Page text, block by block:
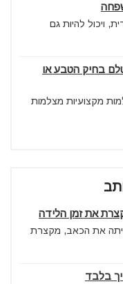
ויכול להיות גם
בחיק הטבע או
מקצועיות מצלמות
את זמן הלידה
את הכאב, מקצרת
בלבד